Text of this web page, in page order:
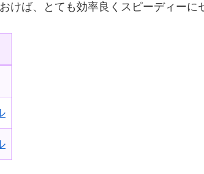
けば、とても効率良くスピーディー